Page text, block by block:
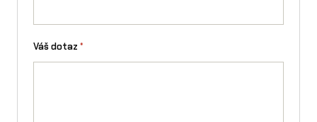
Váš dotaz *